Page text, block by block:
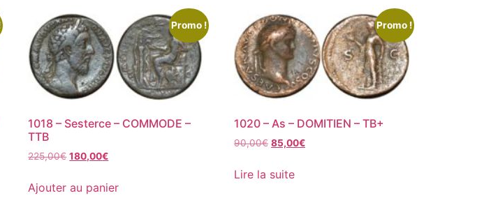
Promo !
1018 – Sesterce – COMMODE –
TTB
225,00€ 180,00€
Ajouter au panier
Promo !
1020 – As – DOMITIEN – TB+
90,00€ 85,00€
Lire la suite